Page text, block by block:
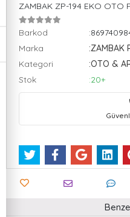
ZAMBAK ZP-194 EKO OTO
Barkod
Marka
:ZAMBAK
Kategori
:OTO &
Stok
:20+